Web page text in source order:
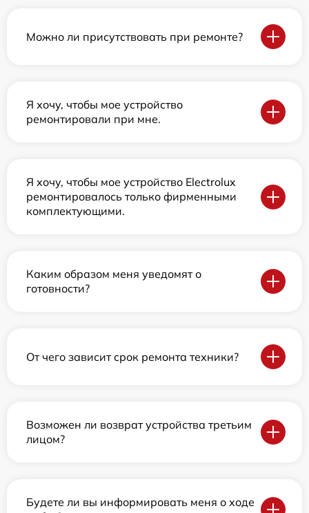
Можно ли присутствовать при ремонте?
Я хочу, чтобы мое устройство
ремонтировали при мне.
Я хочу, чтобы мое устройство Electrolux
ремонтировалось только фирменными
комплектующими.
Каким образом меня уведомят о
готовности?
От чего зависит срок ремонта техники?
Возможен ли возврат устройства третьим
лицом?
Будете ли вы информировать меня о ходе